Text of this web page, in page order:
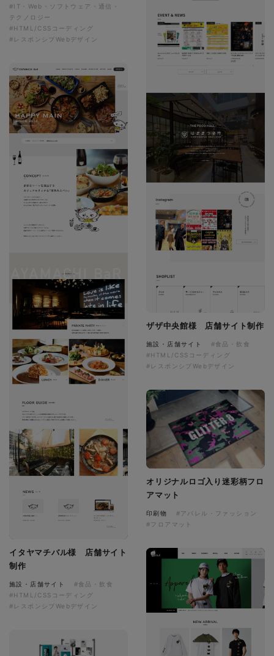
#IT・Web・ソフトウェア・通信・
テクノロジー
#HTML/CSSコーディング
#レスポンシブWebデザイン
ザザ中央館様 店舗サイト制作
施設・店舗サイト
#食品・飲食
#HTML/CSSコーディング
#レスポンシブWebデザイン
イタヤマチバル様 店舗サイト
制作
施設・店舗サイト
#食品・飲食
#HTML/CSSコーディング
#レスポンシブWebデザイン
オリジナルロゴ入り迷彩柄フロ
アマット
印刷物
#アパレル・ファッション
#フロアマット